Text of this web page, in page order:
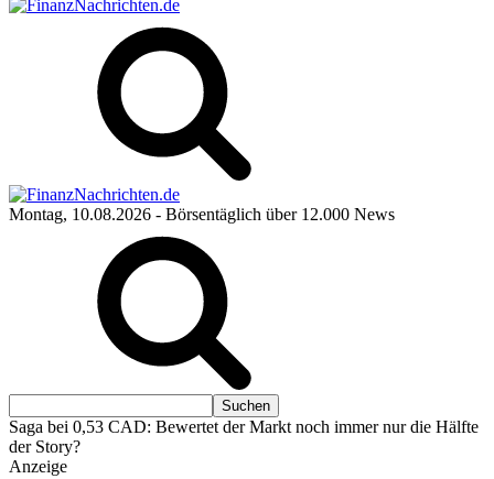
Montag, 10.08.2026 - Börsentäglich über 12.000 News
Saga bei 0,53 CAD: Bewertet der Markt noch immer nur die Hälfte
der Story?
Anzeige